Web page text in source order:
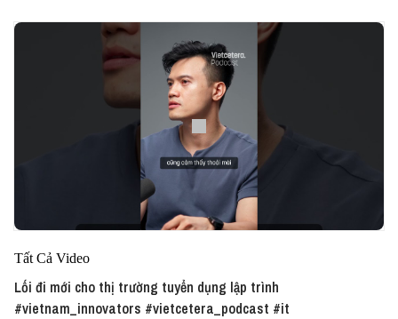
Tất Cả Video
Lối đi mới cho thị trường tuyển dụng lập trình
#vietnam_innovators #vietcetera_podcast #it